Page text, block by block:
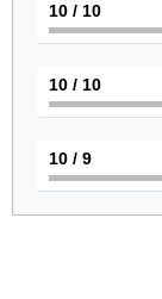
10
/ 10
10
/ 10
9
/ 10